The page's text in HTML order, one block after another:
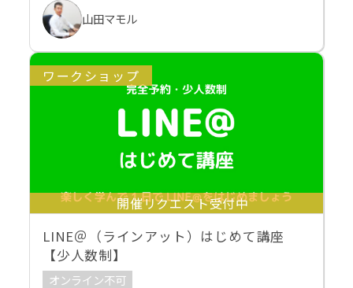
山田マモル
ワークショップ
開催リクエスト受付中
LINE＠（ラインアット）はじめて講座
【少人数制】
オンライン不可